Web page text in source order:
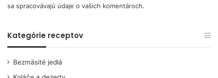
sa spracovávajú údaje o vašich komentároch.
Kategórie receptov
Bezmäsité jedlá